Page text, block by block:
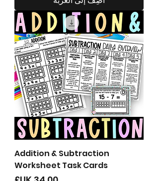
Addition & Subtraction
Worksheet Task Cards